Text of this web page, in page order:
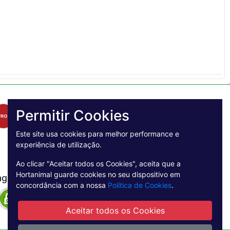
Seguro
Permitir Cookies
Este site usa cookies para melhor performance e
experiência de utilização.
Ao clicar "Aceitar todos os Cookies", aceita que a
Hortanimal guarde cookies no seu dispositivo em
concordância com a nossa Política de Cookies.
Aceitar todos os Cookies